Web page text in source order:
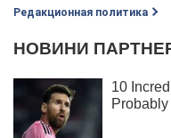
Редакционная политика